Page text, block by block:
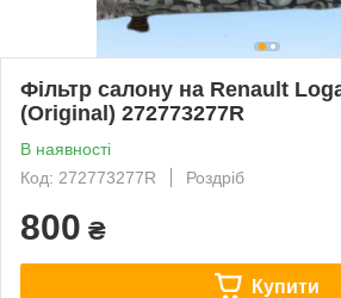
Фільтр салону на Renault
(Original) 272773277R
В наявності
Код: 272773277R
Роздріб
800 ₴
Купити